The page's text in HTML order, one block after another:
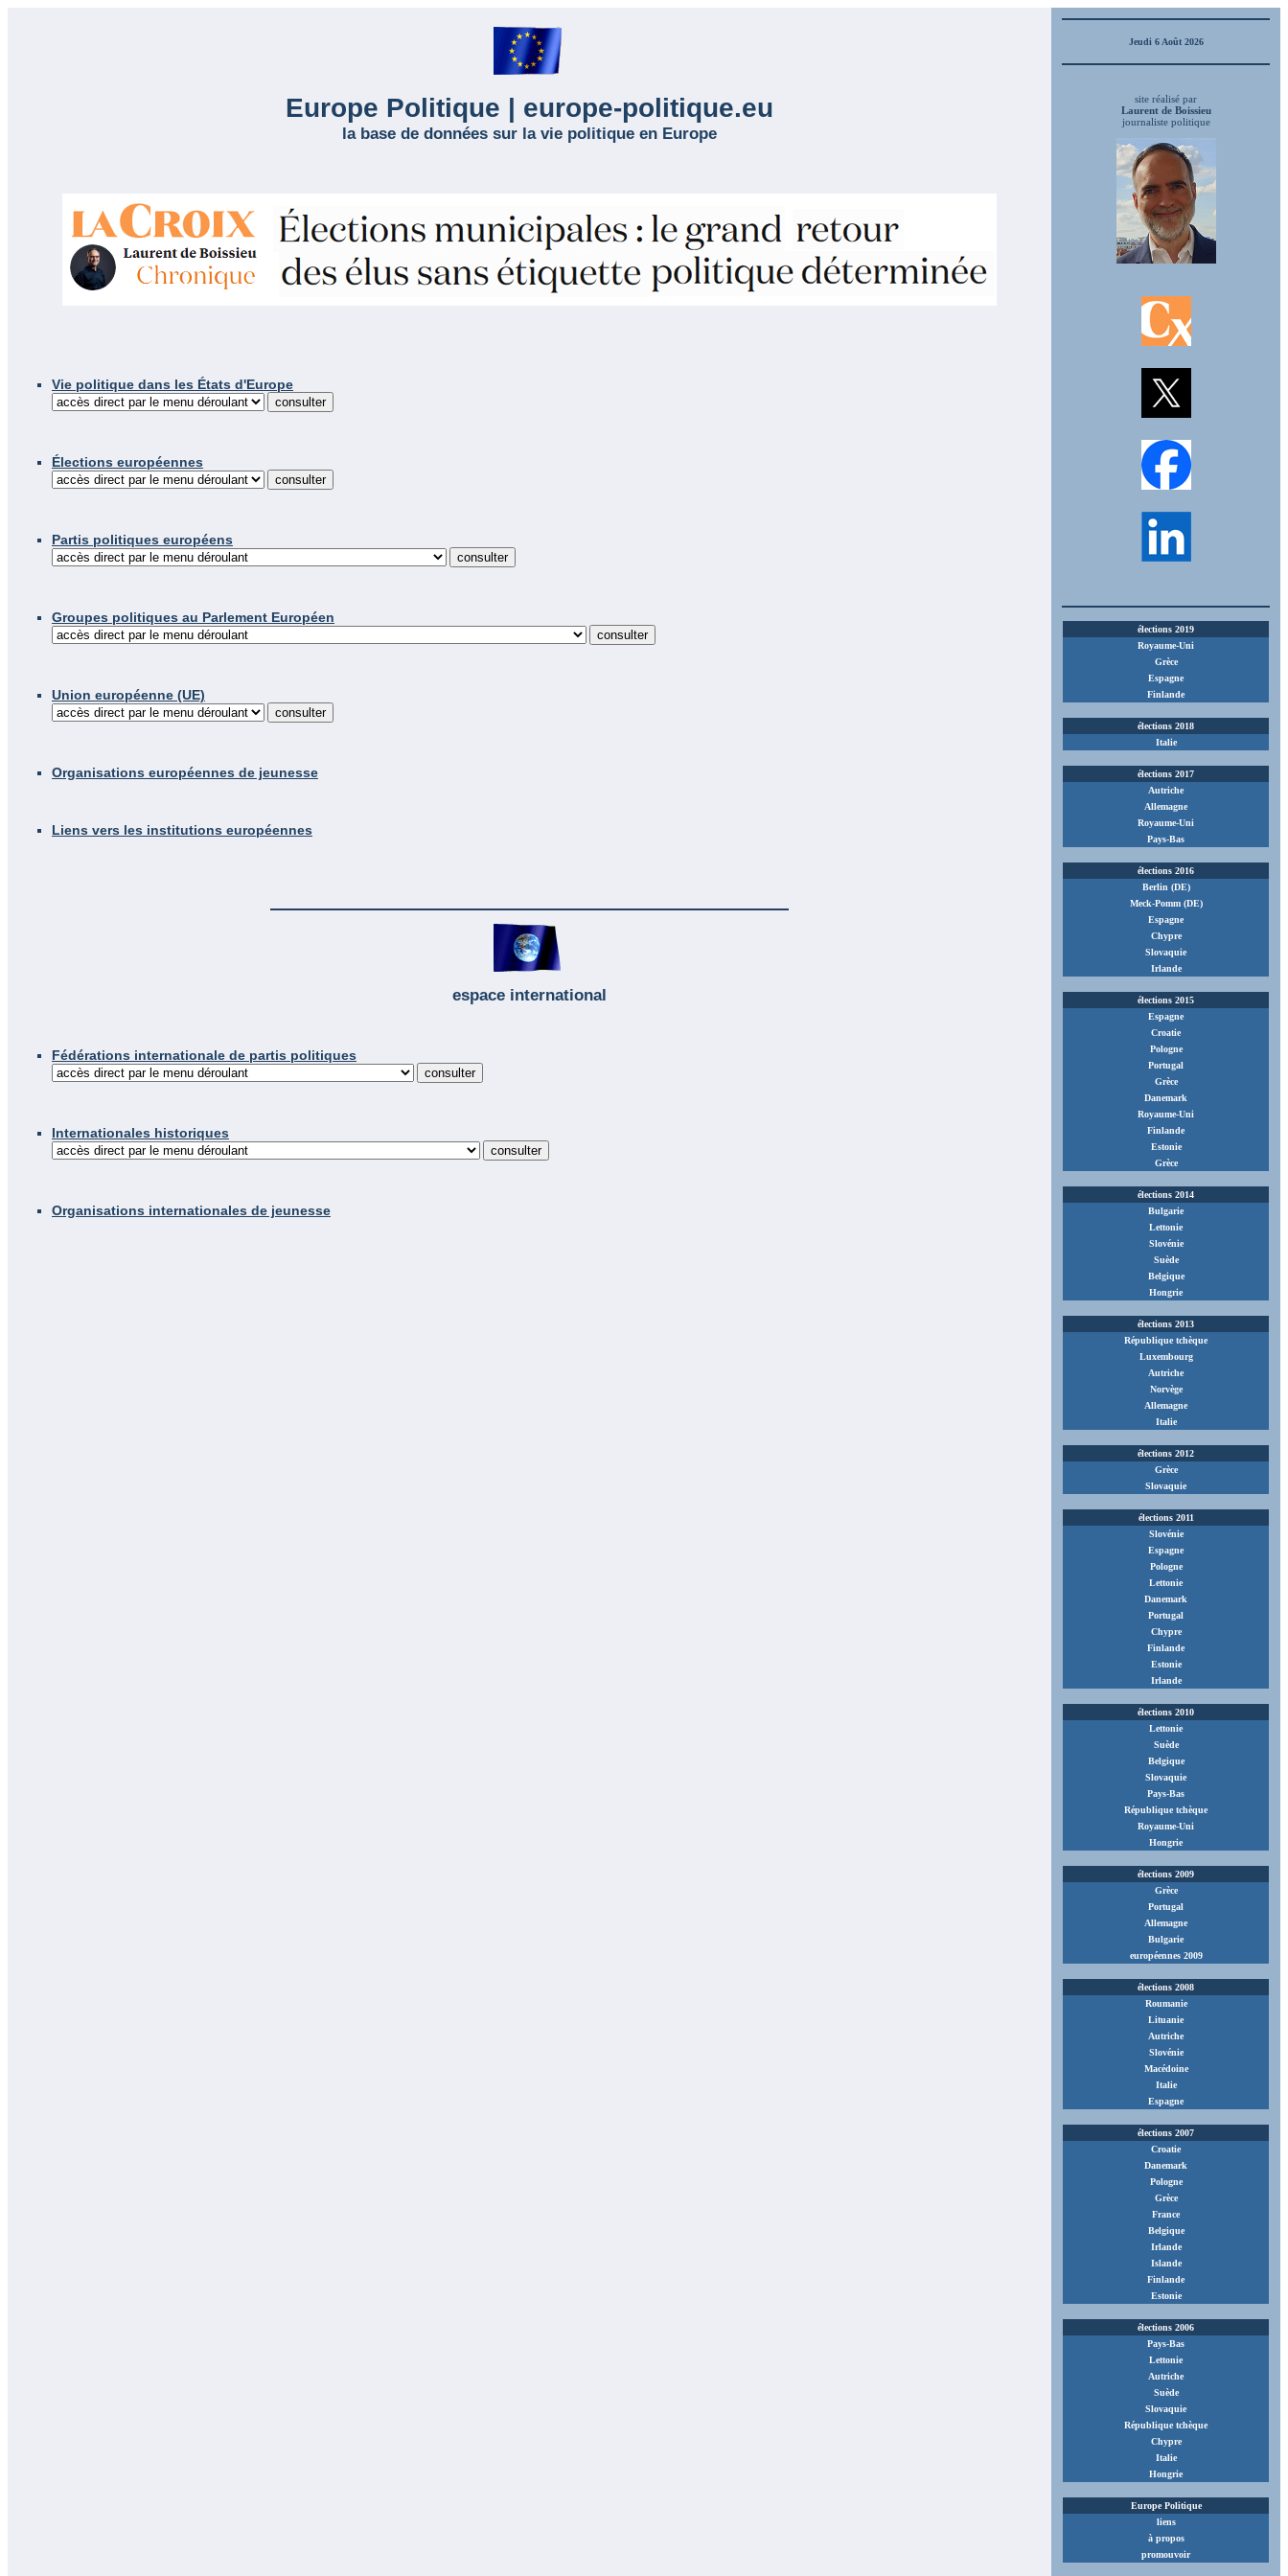
Europe Politique | europe-politique.eu
la base de données sur la vie politique en Europe
Vie politique dans les États d'Europe
Élections européennes
Partis politiques européens
Groupes politiques au Parlement Européen
Union européenne (UE)
Organisations européennes de jeunesse
Liens vers les institutions européennes
espace international
Fédérations internationale de partis politiques
Internationales historiques
Organisations internationales de jeunesse
Jeudi 6 Août 2026
site réalisé par
Laurent de Boissieu
journaliste politique
élections 2019
Royaume-Uni
Grèce
Espagne
Finlande
élections 2018
Italie
élections 2017
Autriche
Allemagne
Royaume-Uni
Pays-Bas
élections 2016
Berlin (DE)
Meck-Pomm (DE)
Espagne
Chypre
Slovaquie
Irlande
élections 2015
Espagne
Croatie
Pologne
Portugal
Grèce
Danemark
Royaume-Uni
Finlande
Estonie
Grèce
élections 2014
Bulgarie
Lettonie
Slovénie
Suède
Belgique
Hongrie
élections 2013
République tchèque
Luxembourg
Autriche
Norvège
Allemagne
Italie
élections 2012
Grèce
Slovaquie
élections 2011
Slovénie
Espagne
Pologne
Lettonie
Danemark
Portugal
Chypre
Finlande
Estonie
Irlande
élections 2010
Lettonie
Suède
Belgique
Slovaquie
Pays-Bas
République tchèque
Royaume-Uni
Hongrie
élections 2009
Grèce
Portugal
Allemagne
Bulgarie
européennes 2009
élections 2008
Roumanie
Lituanie
Autriche
Slovénie
Macédoine
Italie
Espagne
élections 2007
Croatie
Danemark
Pologne
Grèce
France
Belgique
Irlande
Islande
Finlande
Estonie
élections 2006
Pays-Bas
Lettonie
Autriche
Suède
Slovaquie
République tchèque
Chypre
Italie
Hongrie
Europe Politique
liens
à propos
promouvoir